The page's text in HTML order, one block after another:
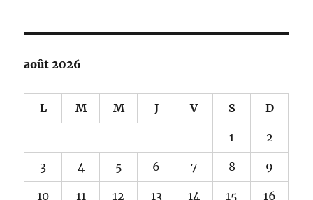
août 2026
L M M J V S D
1 2
3 4 5 6 7 8 9
10 11 12 13 14 15 16